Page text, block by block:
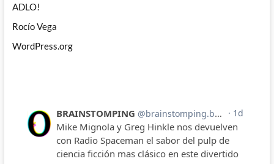
ADLO!
Rocío Vega
WordPress.org